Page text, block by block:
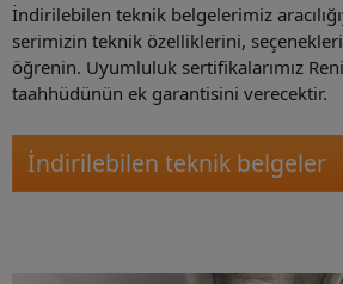
İndirilebilen teknik belgelerimiz
serimizin teknik özelliklerini,
öğrenin. Uyumluluk sertifikalarımız
taahhüdünün ek garantisini verecektir.
İndirilebilen teknik belgeler